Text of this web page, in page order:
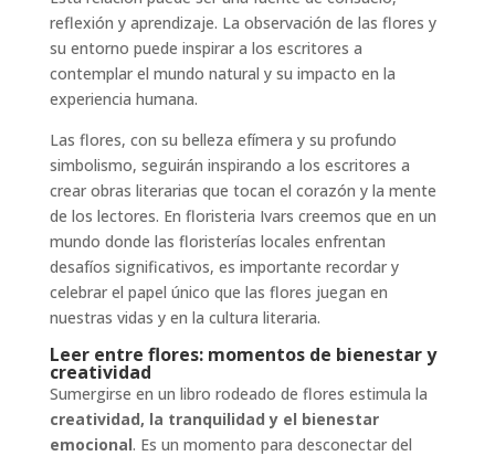
reflexión y aprendizaje. La observación de las flores y
su entorno puede inspirar a los escritores a
contemplar el mundo natural y su impacto en la
experiencia humana.
Las flores, con su belleza efímera y su profundo
simbolismo, seguirán inspirando a los escritores a
crear obras literarias que tocan el corazón y la mente
de los lectores. En floristeria Ivars creemos que en un
mundo donde las floristerías locales enfrentan
desafíos significativos, es importante recordar y
celebrar el papel único que las flores juegan en
nuestras vidas y en la cultura literaria.
Leer entre flores: momentos de bienestar y
creatividad
Sumergirse en un libro rodeado de flores estimula la
creatividad, la tranquilidad y el bienestar
emocional. Es un momento para desconectar del